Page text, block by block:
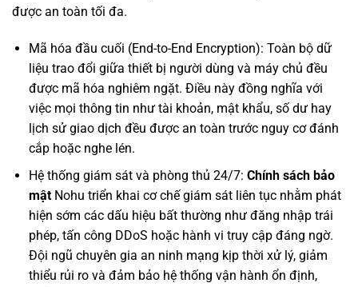
được an toàn tối đa.
Mã hóa đầu cuối (End-to-End Encryption): Toàn bộ dữ
liệu trao đổi giữa thiết bị người dùng và máy chủ đều
được mã hóa nghiêm ngặt. Điều này đồng nghĩa với
việc mọi thông tin như tài khoản, mật khẩu, số dư hay
lịch sử giao dịch đều được an toàn trước nguy cơ đánh
cắp hoặc nghe lén.
Hệ thống giám sát và phòng thủ 24/7: Chính sách bảo
mậtNohu triển khai cơ chế giám sát liên tục nhằm phát
hiện sớm các dấu hiệu bất thường như đăng nhập trái
phép, tấn công DDoS hoặc hành vi truy cập đáng ngờ.
Đội ngũ chuyên gia an ninh mạng kịp thời xử lý, giảm
thiểu rủi ro và đảm bảo hệ thống vận hành ổn định,